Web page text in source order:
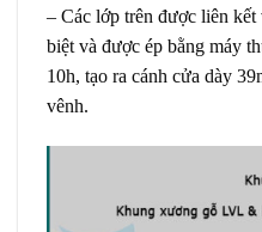
– Các lớp trên được liên
biệt và được ép bằng máy
10h, tạo ra cánh cửa dày
vênh.